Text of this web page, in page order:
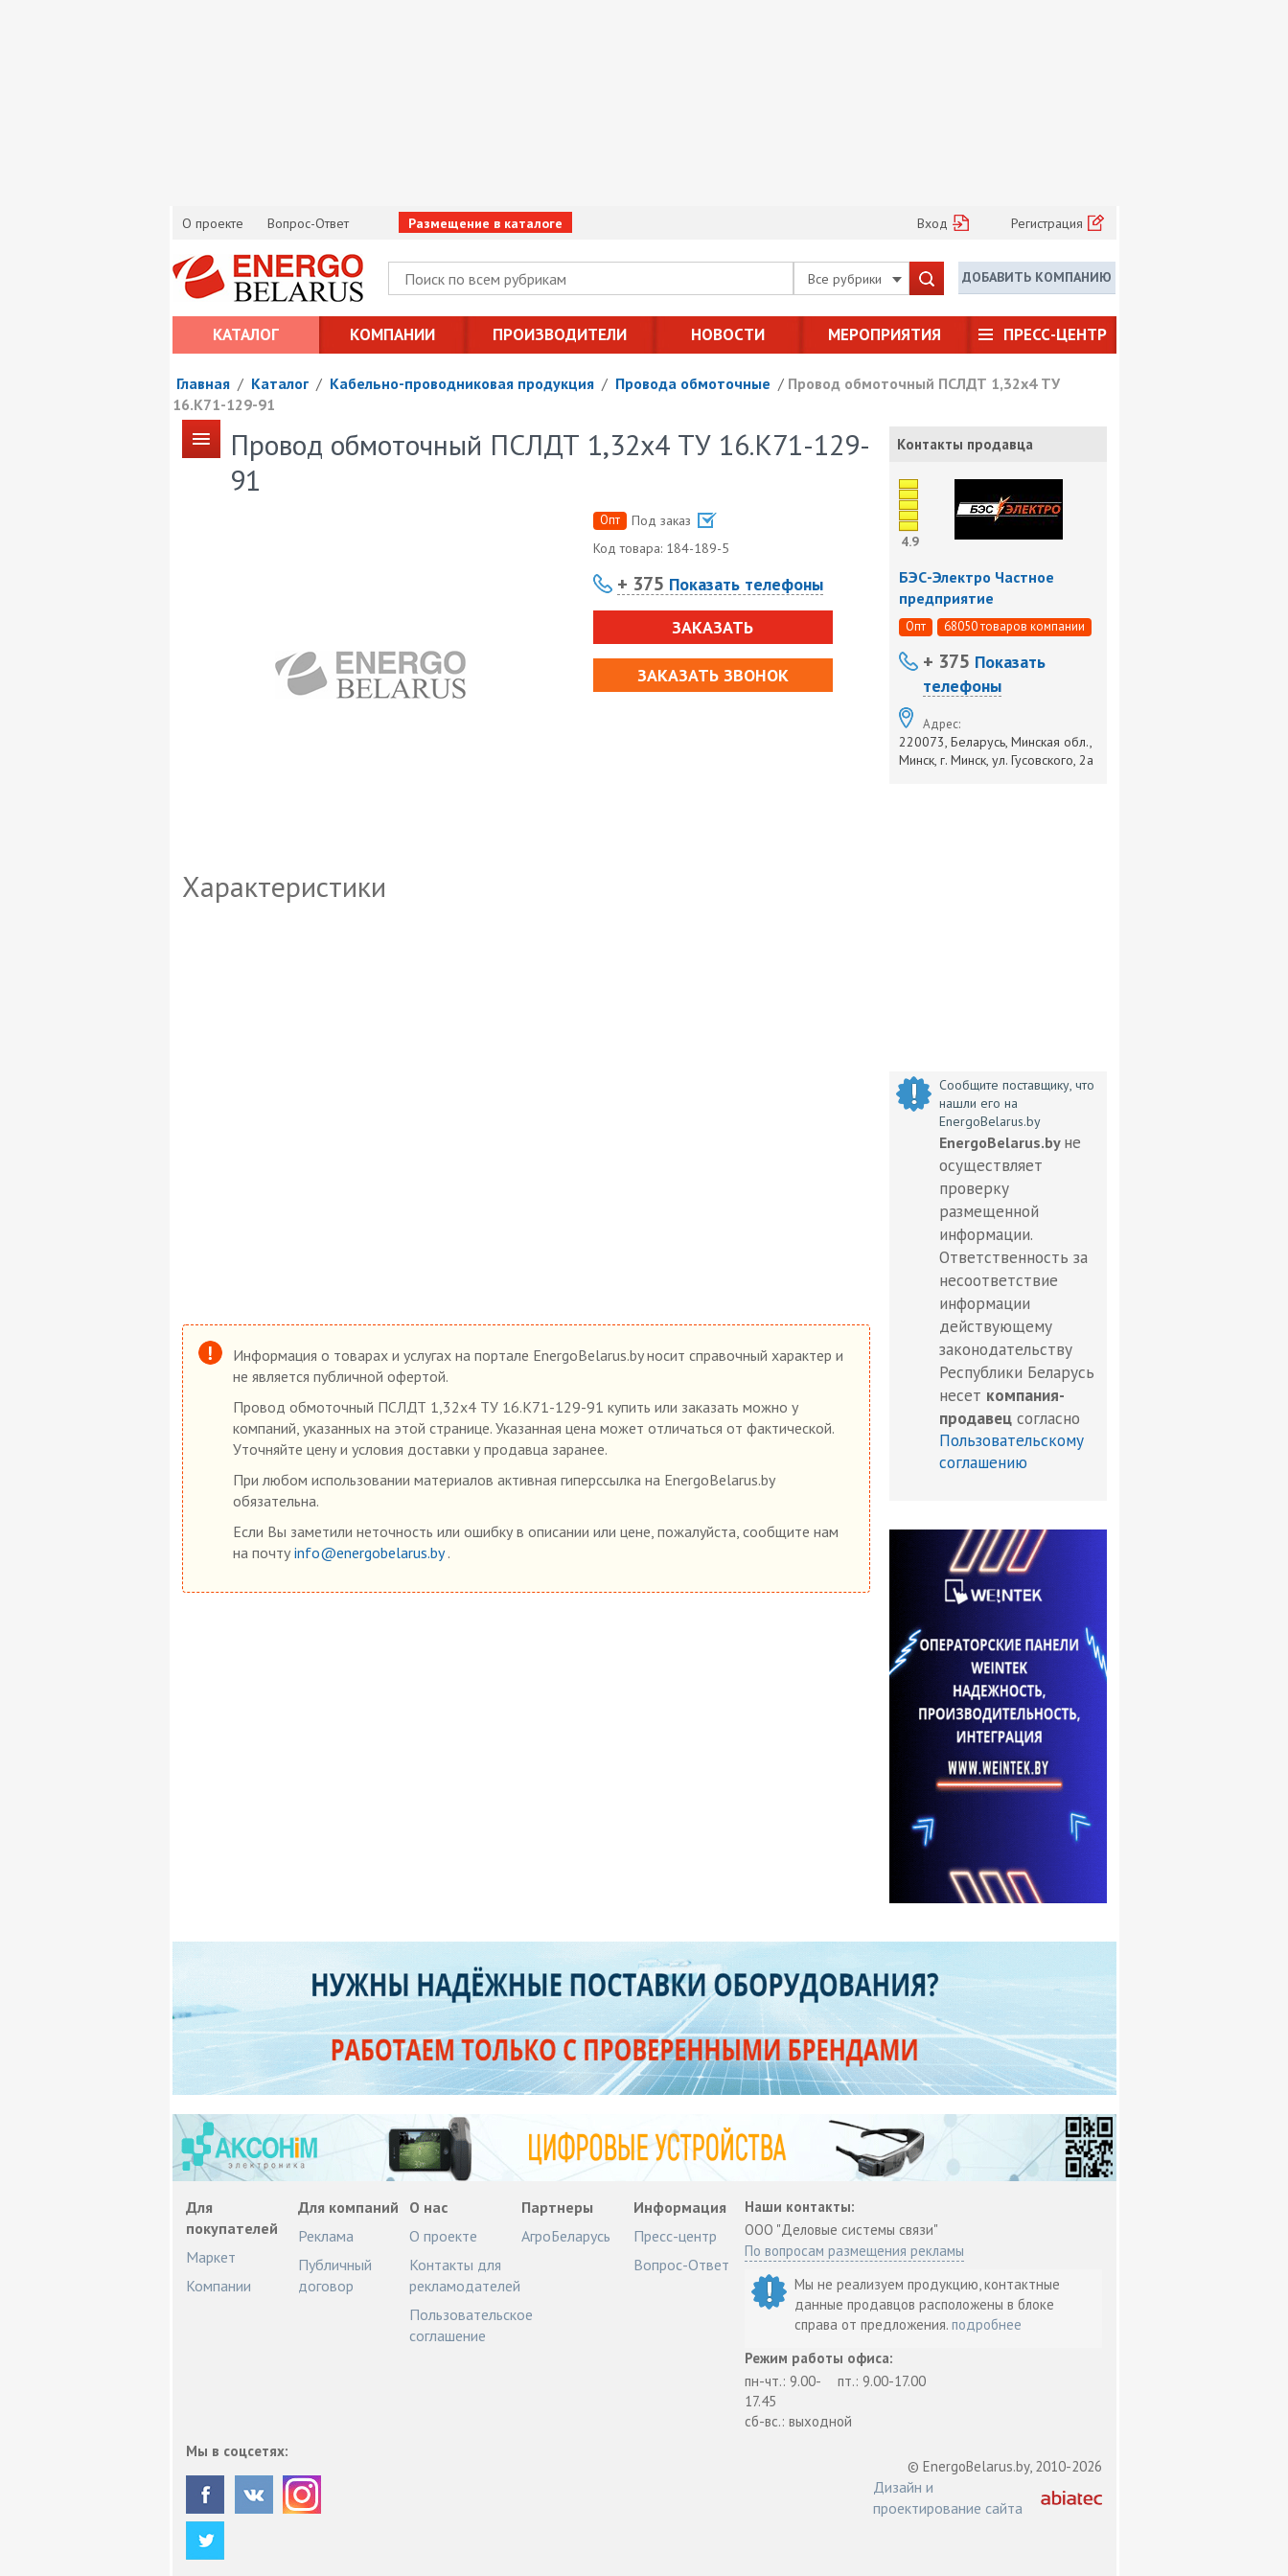
О проекте Вопрос-Ответ Размещение в каталоге Вход Регистрация
Все рубрики ДОБАВИТЬ КОМПАНИЮ
КАТАЛОГ КОМПАНИИ ПРОИЗВОДИТЕЛИ НОВОСТИ МЕРОПРИЯТИЯ ПРЕСС-ЦЕНТР
Главная / Каталог / Кабельно-проводниковая продукция / Провода обмоточные / Провод обмоточный ПСЛДТ 1,32х4 ТУ
16.К71-129-91
Провод обмоточный ПСЛДТ 1,32х4 ТУ 16.К71-129-
91
Опт
Под заказ
Код товара: 184-189-5
+ 375 Показать телефоны
ЗАКАЗАТЬ
ЗАКАЗАТЬ ЗВОНОК
Характеристики
Контакты продавца
4.9
БЭС-Электро Частное
предприятие
Опт 68050 товаров компании
+ 375 Показать
телефоны
Адрес:
220073, Беларусь, Минская обл.,
Минск, г. Минск, ул. Гусовского, 2а
Сообщите поставщику, что
нашли его на
EnergoBelarus.by
EnergoBelarus.by не
осуществляет
проверку
размещенной
информации.
Ответственность за
несоответствие
информации
действующему
законодательству
Республики Беларусь
несет компания-
продавец согласно
Пользовательскому
соглашению
Информация о товарах и услугах на портале EnergoBelarus.by носит справочный характер и
не является публичной офертой.
Провод обмоточный ПСЛДТ 1,32х4 ТУ 16.К71-129-91 купить или заказать можно у
компаний, указанных на этой странице. Указанная цена может отличаться от фактической.
Уточняйте цену и условия доставки у продавца заранее.
При любом использовании материалов активная гиперссылка на EnergoBelarus.by
обязательна.
Если Вы заметили неточность или ошибку в описании или цене, пожалуйста, сообщите нам
на почту info@energobelarus.by.
Для
покупателей
Маркет
Компании
Для компаний
Реклама
Публичный
договор
О нас
О проекте
Контакты для
рекламодателей
Пользовательское
соглашение
Партнеры
АгроБеларусь
Информация
Пресс-центр
Вопрос-Ответ
Наши контакты:
ООО "Деловые системы связи"
По вопросам размещения рекламы
Мы не реализуем продукцию, контактные
данные продавцов расположены в блоке
справа от предложения.подробнее
Режим работы офиса:
пн-чт.: 9.00-
17.45
пт.: 9.00-17.00
сб-вс.: выходной
Мы в соцсетях:
© EnergoBelarus.by, 2010-2026
Дизайн и
проектирование сайта